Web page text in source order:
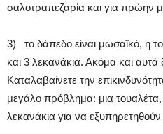
σαλοτραπεζαρία και για πρώην
3) το δάπεδο είναι μωσαϊκό, η
και 3 λεκανάκια. Ακόμα και
Καταλαβαίνετε την
μεγάλο πρόβλημα: μια τουαλέτα,
λεκανάκια για να εξυπηρετηθούν